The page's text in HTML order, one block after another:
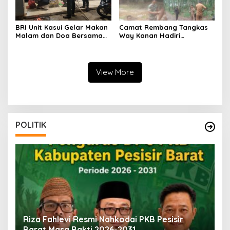
BRI Unit Kasui Gelar Makan
Malam dan Doa Bersama
Camat Rembang Tangkas
Way Kanan Hadiri
Tiga
View More
POLITIK
Riza Fahlevi Resmi Nahkodai PKB Pesisir